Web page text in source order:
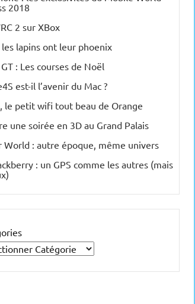
2018
2 sur XBox
lapins ont leur phoenix
: Les courses de Noël
est-il l’avenir du Mac ?
le petit wifi tout beau de Orange
une soirée en 3D au Grand Palais
World : autre époque, même univers
: un GPS comme les autres (mais